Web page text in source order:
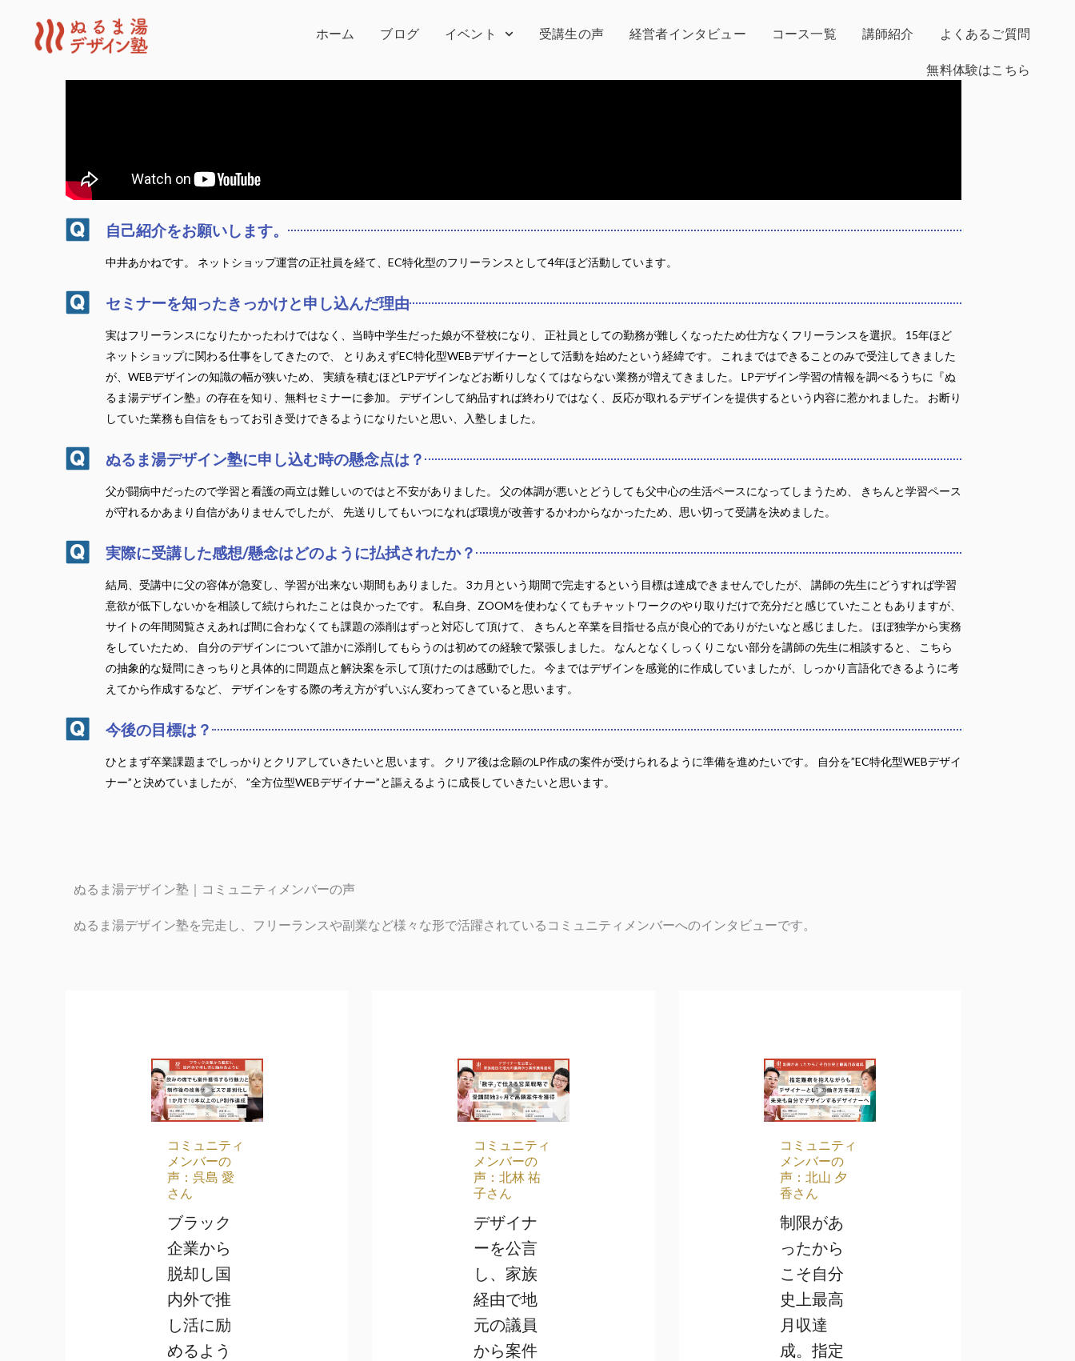
ホーム ブログ イベント 受講生の声 経営者インタビュー コース一覧 講師紹介 よくあるご質問
無料体験はこちら
自己紹介をお願いします。
中井あかねです。 ネットショップ運営の正社員を経て、EC特化型のフリーランスとして4年ほど活動しています。
セミナーを知ったきっかけと申し込んだ理由
実はフリーランスになりたかったわけではなく、当時中学生だった娘が不登校になり、 正社員としての勤務が難しくなったため仕方なくフリーランスを選択。 15年ほど
ネットショップに関わる仕事をしてきたので、 とりあえずEC特化型WEBデザイナーとして活動を始めたという経緯です。 これまではできることのみで受注してきました
が、WEBデザインの知識の幅が狭いため、 実績を積むほどLPデザインなどお断りしなくてはならない業務が増えてきました。 LPデザイン学習の情報を調べるうちに『ぬ
るま湯デザイン塾』の存在を知り、無料セミナーに参加。 デザインして納品すれば終わりではなく、反応が取れるデザインを提供するという内容に惹かれました。 お断り
していた業務も自信をもってお引き受けできるようになりたいと思い、入塾しました。
ぬるま湯デザイン塾に申し込む時の懸念点は？
父が闘病中だったので学習と看護の両立は難しいのではと不安がありました。 父の体調が悪いとどうしても父中心の生活ペースになってしまうため、 きちんと学習ペース
が守れるかあまり自信がありませんでしたが、 先送りしてもいつになれば環境が改善するかわからなかったため、思い切って受講を決めました。
実際に受講した感想/懸念はどのように払拭されたか？
結局、受講中に父の容体が急変し、学習が出来ない期間もありました。 3カ月という期間で完走するという目標は達成できませんでしたが、 講師の先生にどうすれば学習
意欲が低下しないかを相談して続けられたことは良かったです。 私自身、ZOOMを使わなくてもチャットワークのやり取りだけで充分だと感じていたこともありますが、
サイトの年間閲覧さえあれば間に合わなくても課題の添削はずっと対応して頂けて、 きちんと卒業を目指せる点が良心的でありがたいなと感じました。 ほぼ独学から実務
をしていたため、 自分のデザインについて誰かに添削してもらうのは初めての経験で緊張しました。 なんとなくしっくりこない部分を講師の先生に相談すると、 こちら
の抽象的な疑問にきっちりと具体的に問題点と解決案を示して頂けたのは感動でした。 今まではデザインを感覚的に作成していましたが、しっかり言語化できるように考
えてから作成するなど、 デザインをする際の考え方がずいぶん変わってきていると思います。
今後の目標は？
ひとまず卒業課題までしっかりとクリアしていきたいと思います。 クリア後は念願のLP作成の案件が受けられるように準備を進めたいです。 自分を”EC特化型WEBデザイ
ナー”と決めていましたが、 ”全方位型WEBデザイナー”と謳えるように成長していきたいと思います。
ぬるま湯デザイン塾｜コミュニティメンバーの声
ぬるま湯デザイン塾を完走し、フリーランスや副業など様々な形で活躍されているコミュニティメンバーへのインタビューです。
コミュニティ
メンバーの
声：呉島 愛
さん
ブラック
企業から
脱却し国
内外で推
し活に励
めるよう
コミュニティ
メンバーの
声：北林 祐
子さん
デザイナ
ーを公言
し、家族
経由で地
元の議員
から案件
コミュニティ
メンバーの
声：北山 夕
香さん
制限があ
ったから
こそ自分
史上最高
月収達
成。指定